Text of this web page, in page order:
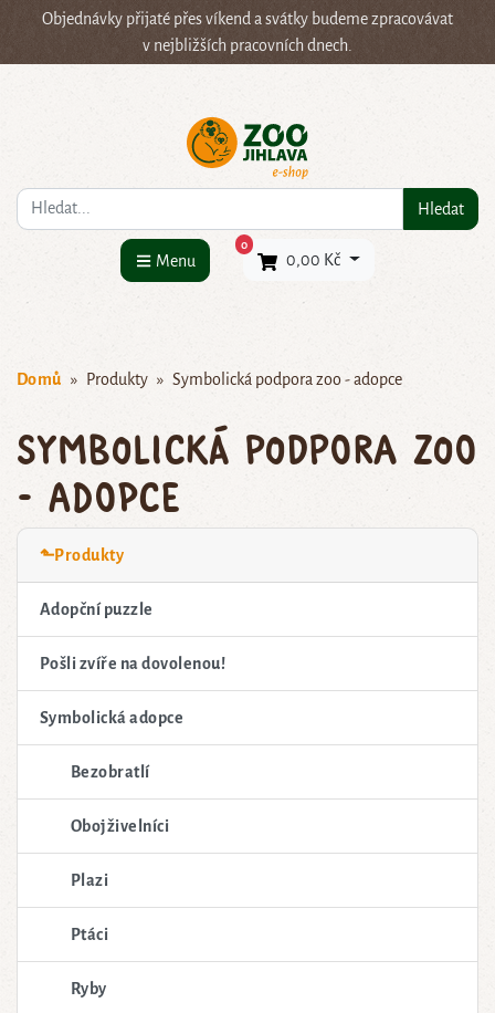
Objednávky přijaté přes víkend a svátky budeme zpracovávat
v nejbližších pracovních dnech.
Co hledáte? Hledat
Menu
0×
0,00 Kč
Domů Produkty Symbolická podpora zoo - adopce
Symbolická podpora zoo
- adopce
⬑Produkty
Adopční puzzle
Pošli zvíře na dovolenou!
Symbolická adopce
Bezobratlí
Obojživelníci
Plazi
Ptáci
Ryby